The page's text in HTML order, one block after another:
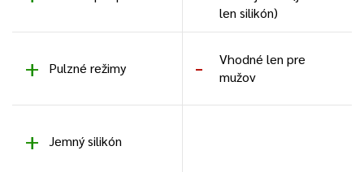
len silikón)
Pulzné režimy
Vhodné len pre
mužov
Jemný silikón